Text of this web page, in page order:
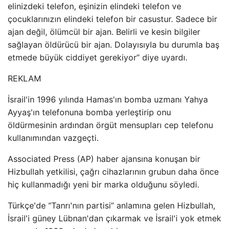
elinizdeki telefon, eşinizin elindeki telefon ve
çocuklarınızın elindeki telefon bir casustur. Sadece bir
ajan değil, ölümcül bir ajan. Belirli ve kesin bilgiler
sağlayan öldürücü bir ajan. Dolayısıyla bu durumla baş
etmede büyük ciddiyet gerekiyor” diye uyardı.
REKLAM
İsrail'in 1996 yılında Hamas'ın bomba uzmanı Yahya
Ayyaş'ın telefonuna bomba yerleştirip onu
öldürmesinin ardından örgüt mensupları cep telefonu
kullanımından vazgeçti.
Associated Press (AP) haber ajansına konuşan bir
Hizbullah yetkilisi, çağrı cihazlarının grubun daha önce
hiç kullanmadığı yeni bir marka olduğunu söyledi.
Türkçe'de “Tanrı'nın partisi” anlamına gelen Hizbullah,
İsrail'i güney Lübnan'dan çıkarmak ve İsrail'i yok etmek